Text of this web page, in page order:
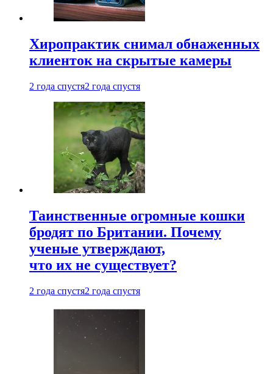
Хиропрактик снимал обнаженных
клиенток на скрытые камеры
2 года спустя2 года спустя
Таинственные огромные кошки
бродят по Британии. Почему
ученые утверждают,
что их не существует?
2 года спустя2 года спустя